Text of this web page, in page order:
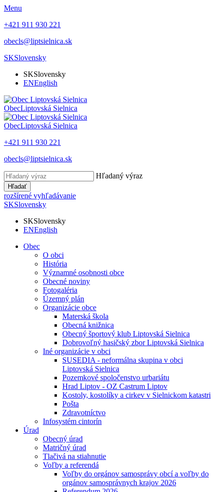
Menu
+421 911 930 221
obecls@liptsielnica.sk
SKSlovensky
SKSlovensky
ENEnglish
ObecLiptovská Sielnica
ObecLiptovská Sielnica
+421 911 930 221
obecls@liptsielnica.sk
Hľadaný výraz
Hľadať
rozšírené vyhľadávanie
SKSlovensky
SKSlovensky
ENEnglish
Obec
O obci
História
Významné osobnosti obce
Obecné noviny
Fotogaléria
Územný plán
Organizácie obce
Materská škola
Obecná knižnica
Obecný športový klub Liptovská Sielnica
Dobrovoľný hasičský zbor Liptovská Sielnica
Iné organizácie v obci
SUSEDIA - neformálna skupina v obci
Liptovská Sielnica
Pozemkové spoločenstvo urbariátu
Hrad Liptov - OZ Castrum Liptov
Kostoly, kostolíky a cirkev v Sielnickom katastri
Pošta
Zdravotníctvo
Infosystém cintorín
Úrad
Obecný úrad
Matričný úrad
Tlačivá na stiahnutie
Voľby a referendá
Voľby do orgánov samosprávy obcí a voľby do
orgánov samosprávnych krajov 2026